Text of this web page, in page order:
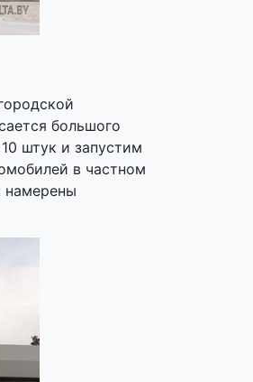
большого
штук и запустим
в частном
намерены